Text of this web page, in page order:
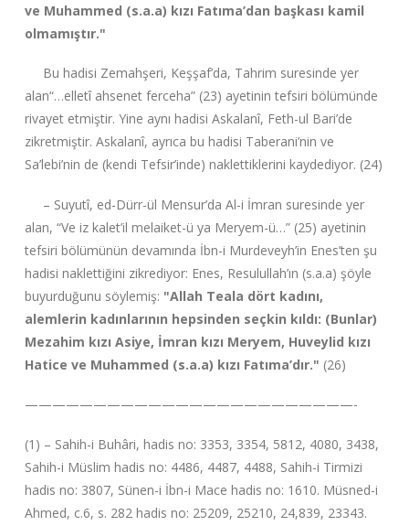
ve Muhammed (s.a.a) kızı Fatıma’dan başkası kamil
olmamıştır."
Bu hadisi Zemahşeri, Keşşaf’da, Tahrim suresinde yer
alan“…elletî ahsenet ferceha”(23) ayetinin tefsiri bölümünde
rivayet etmiştir. Yine aynı hadisi Askalanî, Feth-ul Bari’de
zikretmiştir. Askalanî, ayrıca bu hadisi Taberani’nin ve
Sa’lebi’nin de (kendi Tefsir’inde) naklettiklerini kaydediyor. (24)
– Suyutî, ed-Dürr-ül Mensur’da Al-i İmran suresinde yer
alan, “Ve iz kalet’il melaiket-ü ya Meryem-ü…” (25) ayetinin
tefsiri bölümünün devamında İbn-i Murdeveyh’in Enes’ten şu
hadisi naklettiğini zikrediyor: Enes, Resulullah’ın (s.a.a) şöyle
buyurduğunu söylemiş: "Allah Teala dört kadını,
alemlerin kadınlarının hepsinden seçkin kıldı: (Bunlar)
Mezahim kızı Asiye, İmran kızı Meryem, Huveylid kızı
Hatice ve Muhammed (s.a.a) kızı Fatıma’dır." (26)
————————————————————————-
(1) – Sahih-i Buhâri, hadis no: 3353, 3354, 5812, 4080, 3438,
Sahih-i Müslim hadis no: 4486, 4487, 4488, Sahih-i Tirmizi
hadis no: 3807, Sünen-i İbn-i Mace hadis no: 1610. Müsned-i
Ahmed, c.6, s. 282 hadis no: 25209, 25210, 24,839, 23343.